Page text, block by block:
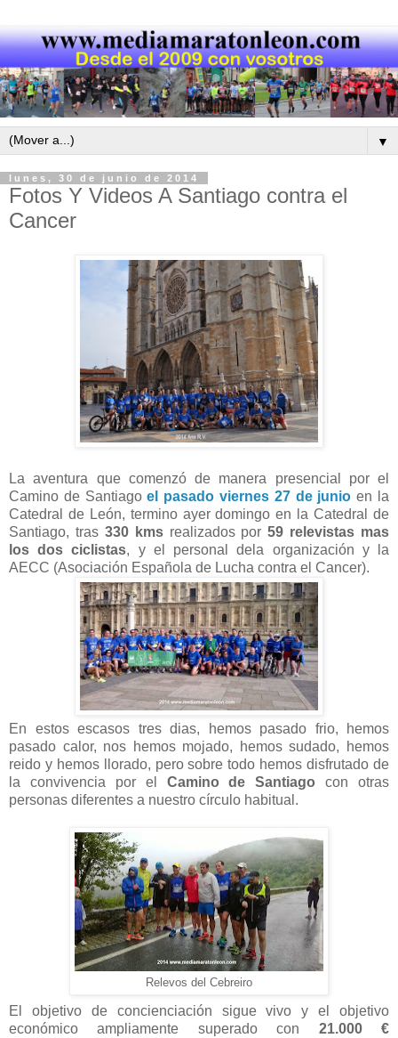
▼
lunes, 30 de junio de 2014
Fotos Y Videos A Santiago contra el
Cancer
La aventura que comenzó de manera presencial por el
Camino de Santiagoel pasado viernes 27 de junio en la
Catedral de León, termino ayer domingo en la Catedral de
Santiago, tras 330 kmsrealizados por59 relevistas mas
los dos ciclistas, y el personal dela organización y la
AECC (Asociación Española de Lucha contra el Cancer).
En estos escasos tres dias, hemos pasado frio, hemos
pasado calor, nos hemos mojado, hemos sudado, hemos
reido y hemos llorado, pero sobre todo hemos disfrutado de
la convivencia por el Camino de Santiago con otras
personas diferentes a nuestro círculo habitual.
Relevos del Cebreiro
El objetivo de concienciación sigue vivo y el objetivo
económico ampliamente superado con 21.000 €